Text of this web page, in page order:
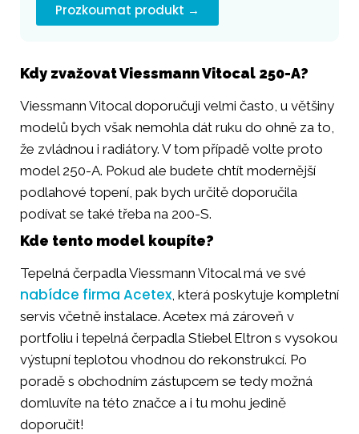
Prozkoumat produkt →
Kdy zvažovat Viessmann Vitocal 250-A?
Viessmann Vitocal doporučuji velmi často, u většiny
modelů bych však nemohla dát ruku do ohně za to,
že zvládnou i radiátory. V tom případě volte proto
model 250-A. Pokud ale budete chtít modernější
podlahové topení, pak bych určitě doporučila
podívat se také třeba na 200-S.
Kde tento model koupíte?
Tepelná čerpadla Viessmann Vitocal má ve své
nabídce firma Acetex , která poskytuje kompletní
servis včetně instalace. Acetex má zároveň v
portfoliu i tepelná čerpadla Stiebel Eltron s vysokou
výstupní teplotou vhodnou do rekonstrukcí. Po
poradě s obchodním zástupcem se tedy možná
domluvíte na této značce a i tu mohu jedině
doporučit!